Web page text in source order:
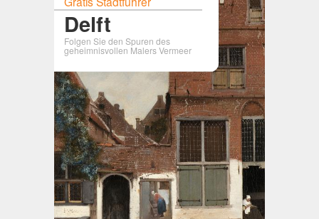
Delft
Folgen Sie den Spuren des
geheimnisvollen Malers Vermeer